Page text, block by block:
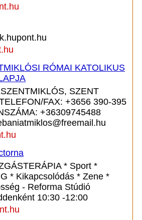
RÓMAI KATOLIKUS
SZENT
FAX: +3656 390-395
+36309745488
* Sport *
* Kikapcsolódás * Zene *
- Reforma Stúdió
10:30 -12:00